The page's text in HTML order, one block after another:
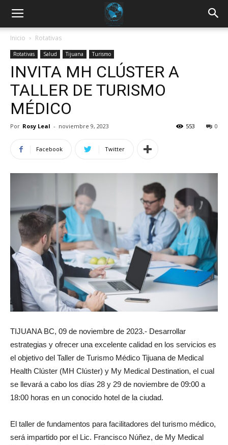
Inicio Rotativas
Rotativas Salud Tijuana Turismo
INVITA MH CLÚSTER A
TALLER DE TURISMO
MÉDICO
Por Rosy Leal - noviembre 9, 2023 0
553
Facebook Twitter
TIJUANA BC, 09 de noviembre de 2023.- Desarrollar
estrategias y ofrecer una excelente calidad en los servicios es
el objetivo del Taller de Turismo Médico Tijuana de Medical
Health Clúster (MH Clúster) y My Medical Destination, el cual
se llevará a cabo los días 28 y 29 de noviembre de 09:00 a
18:00 horas en un conocido hotel de la ciudad.
El taller de fundamentos para facilitadores del turismo médico,
será impartido por el Lic. Francisco Núñez, de My Medical